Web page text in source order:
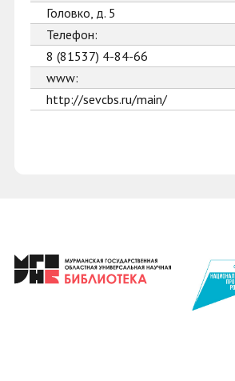
Головко, д. 5
Телефон:
8 (81537) 4-84-66
www:
http://sevcbs.ru/main/